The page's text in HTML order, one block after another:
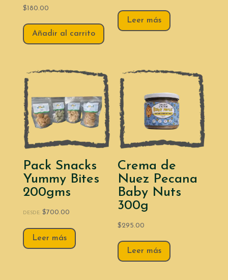
$180.00
Añadir al carrito
Leer más
Pack Snacks
Yummy Bites
200gms
DESDE: $700.00
Leer más
Crema de
Nuez Pecana
Baby Nuts
300g
$295.00
Leer más